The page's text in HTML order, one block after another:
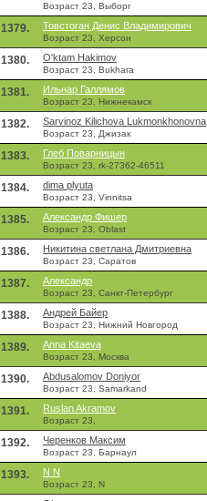
Возраст 23, Выборг
1379. Товстоган Денис Владимирович
Возраст 23, Херсон
1380. O'ktam Hakimov
Возраст 23, Bukhara
1381. Ильнар Галлямов
Возраст 23, Нижнекамск
1382. Sarvinoz Kilichova Lukmonkhonovna
Возраст 23, Джизак
1383. Глеб Поварницын
Возраст 23, rk-27362-46511
1384. dima plyuta
Возраст 23, Vinnitsa
1385. Александр Фишер
Возраст 23, Oblast
1386. Никитина светлана Дмитриевна
Возраст 23, Саратов
1387. Александр
Возраст 23, Санкт-Петербург
1388. Андрей Байер
Возраст 23, Нижний Новгород
1389. Anna Kitaeva
Возраст 23, Москва
1390. Abdusalomov Doniyor
Возраст 23, Samarkand
1391. Ruslan Akramov
Возраст 23,
1392. Черенков Максим
Возраст 23, Барнаул
1393. N N
Возраст 23, N